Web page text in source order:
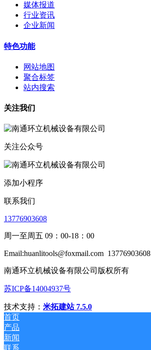
媒体报道
行业资讯
企业新闻
特色功能
网站地图
聚合标签
站内搜索
关注我们
关注公众号
添加小程序
联系我们
13776903608
周一至周五 09：00-18：00
Email:huanlitools@foxmail.com 13776903608
南通环立机械设备有限公司版权所有
苏ICP备14004937号
技术支持： 米拓建站 7.5.0
首页
产品
新闻
联系